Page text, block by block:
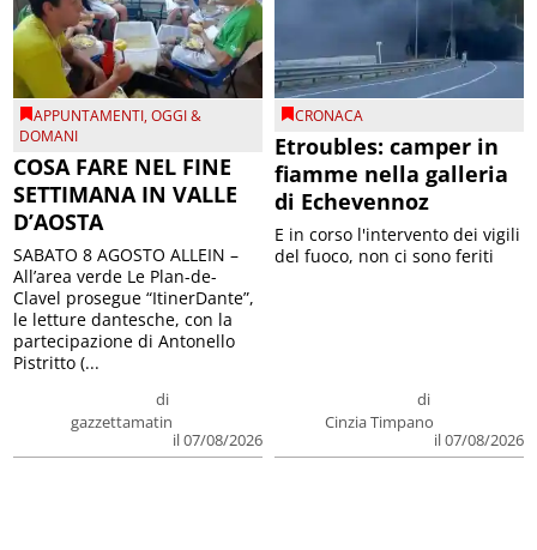
APPUNTAMENTI,OGGI &
DOMANI
COSA FARE NEL FINE
SETTIMANA IN VALLE
D’AOSTA
di
gazzettamatin
il 07/08/2026
SABATO 8 AGOSTO ALLEIN –
All’area verde Le Plan-de-
Clavel prosegue “ItinerDante”,
le letture dantesche, con la
partecipazione di Antonello
Pistritto (...
CRONACA
Etroubles: camper in
fiamme nella galleria
di Echevennoz
di
Cinzia Timpano
il 07/08/2026
E in corso l'intervento dei vigili
del fuoco, non ci sono feriti